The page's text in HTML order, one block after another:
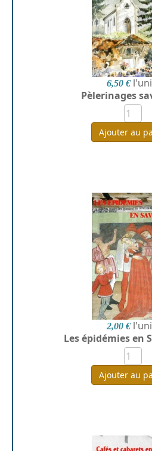
6,50 €
Pèlerinages
Ajouter au
2,00 €
Les épidémies en
Ajouter au